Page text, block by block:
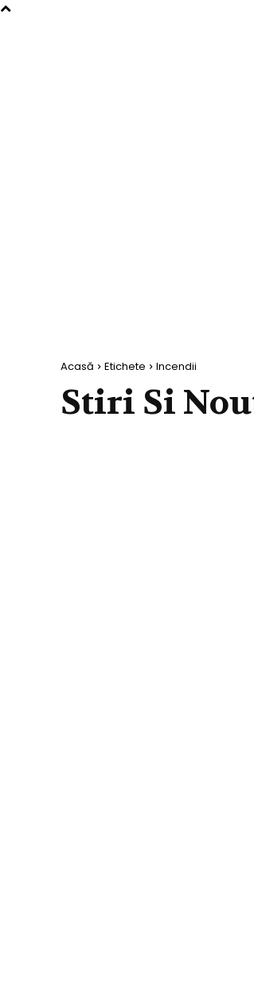
Acasă Etichete Incendii
Stiri Si